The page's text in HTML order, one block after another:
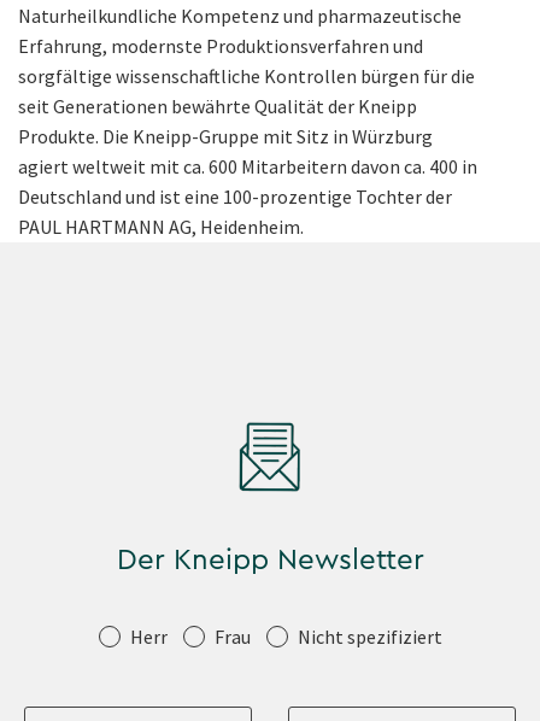
Naturheilkundliche Kompetenz und pharmazeutische
Erfahrung, modernste Produktionsverfahren und
sorgfältige wissenschaftliche Kontrollen bürgen für die
seit Generationen bewährte Qualität der Kneipp
Produkte. Die Kneipp-Gruppe mit Sitz in Würzburg
agiert weltweit mit ca. 600 Mitarbeitern davon ca. 400 in
Deutschland und ist eine 100-prozentige Tochter der
PAUL HARTMANN AG, Heidenheim.
Der Kneipp Newsletter
Anrede Herr Frau Nicht spezifiziert